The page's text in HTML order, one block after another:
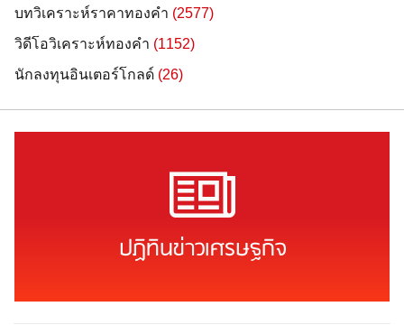
บทวิเคราะห์ราคาทองคำ (2577)
วิดีโอวิเคราะห์ทองคำ (1152)
นักลงทุนอินเตอร์โกลด์ (26)
ปฏิทินข่าวเศรษฐกิจ